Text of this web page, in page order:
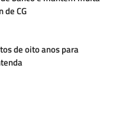
de CG
de oito anos para